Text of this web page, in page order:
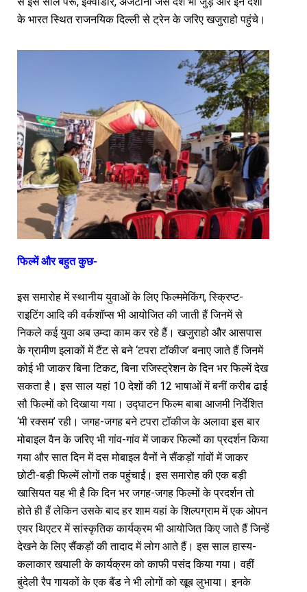
के भारत स्थित राजनयिक दिल्ली से ट्रेन के जरिए खजुराहो पहुंचे।
फिल्में और बहुत कुछ-
इस समारोह में स्थानीय युवाओं के लिए फिल्ममेकिंग, स्क्रिप्ट-
राइटिंग आदि की वर्कशॉप्स भी आयोजित की जाती हैं जिनमें से
निकले कई युवा अब उम्दा काम कर रहे हैं। खजुराहो और आसपास
के ग्रामीण इलाकों में टैंट से बने ‘टपरा टॉकीज’ बनाए जाते हैं जिनमें
कोई भी जाकर बिना टिकट, बिना रजिस्ट्रेशन के दिन भर फिल्में देख
सकता है। इस साल यहां 10 देशों की 12 भाषाओं में बनीं करीब ढाई
सौ फिल्मों को दिखाया गया। उद्घाटन फिल्म बाबा आजमी निर्देशित
‘मी रक्सम’ रही। जगह-जगह बने टपरा टॉकीज के अलावा इस बार
मोबाइल वैन के जरिए भी गांव-गांव में जाकर फिल्मों का प्रदर्शन किया
गया और सात दिन में दस मोबाइल वैनों ने सैंकड़ों गांवों में जाकर
छोटी-बड़ी फिल्में लोगों तक पहुंचाईं। इस समारोह की एक बड़ी
खासियत यह भी है कि दिन भर जगह-जगह फिल्मों के प्रदर्शन तो
होते ही हैं लेकिन उसके बाद हर शाम यहां के शिल्पग्राम में एक ओपन
एयर थिएटर में सांस्कृतिक कार्यक्रम भी आयोजित किए जाते हैं जिन्हें
देखने के लिए सैंकड़ों की तादाद में लोग आते हैं। इस साल हास्य-
कलाकार खयाली के कार्यक्रम को काफी पसंद किया गया। वहीं
बुंदेली रैप गायकों के एक बैंड ने भी लोगों को खूब लुभाया। इनके